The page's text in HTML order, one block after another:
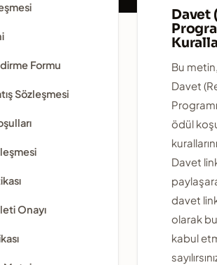
Formu
Sözleşmesi
Onayı
Davet
Bu
Davet
ödül
Davet
davet
olarak
kabul